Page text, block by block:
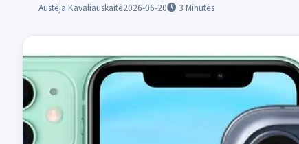
Austėja Kavaliauskaitė2026-06-20 3 Minutės